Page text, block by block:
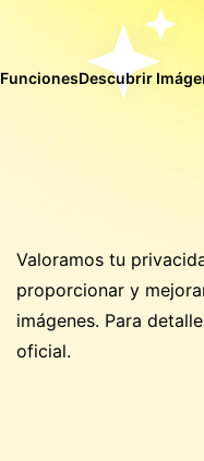
FuncionesDescubrir
Valoramos tu
proporcionar y
imágenes. Para
oficial.